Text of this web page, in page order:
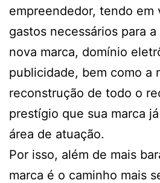
empreendedor, tendo em
gastos necessários para
nova marca, domínio
publicidade, bem como a
reconstrução de todo o
prestígio que sua marca
área de atuação.
Por isso, além de mais
marca é o caminho mais